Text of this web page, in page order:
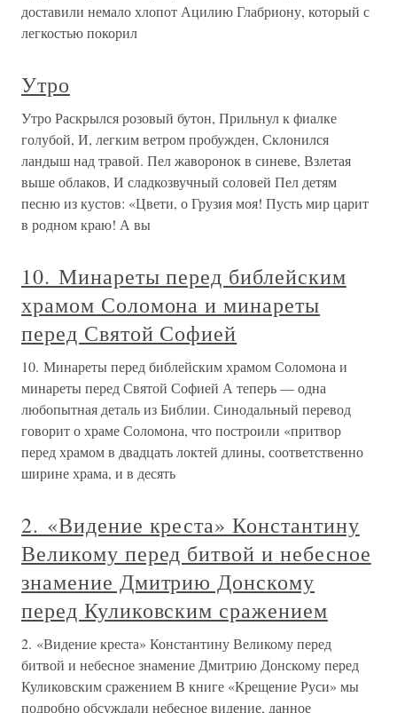
доставили немало хлопот Ацилию Глабриону, который с
легкостью покорил
Утро
Утро Раскрылся розовый бутон, Прильнул к фиалке
голубой, И, легким ветром пробужден, Склонился
ландыш над травой. Пел жаворонок в синеве, Взлетая
выше облаков, И сладкозвучный соловей Пел детям
песню из кустов: «Цвети, о Грузия моя! Пусть мир царит
в родном краю! А вы
10. Минареты перед библейским
храмом Соломона и минареты
перед Святой Софией
10. Минареты перед библейским храмом Соломона и
минареты перед Святой Софией А теперь — одна
любопытная деталь из Библии. Синодальный перевод
говорит о храме Соломона, что построили «притвор
перед храмом в двадцать локтей длины, соответственно
ширине храма, и в десять
2. «Видение креста» Константину
Великому перед битвой и небесное
знамение Дмитрию Донскому
перед Куликовским сражением
2. «Видение креста» Константину Великому перед
битвой и небесное знамение Дмитрию Донскому перед
Куликовским сражением В книге «Крещение Руси» мы
подробно обсуждали небесное видение, данное